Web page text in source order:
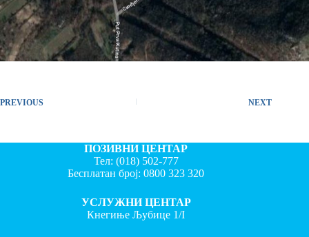
PREVIOUS NEXT
ПОЗИВНИ ЦЕНТАР
Тел: (018) 502-777
Бесплатан број:0800 323 320
УСЛУЖНИ ЦЕНТАР
Кнегиње Љубице 1/I